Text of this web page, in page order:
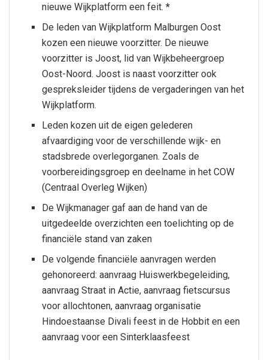
nieuwe Wijkplatform een feit.*
De leden van Wijkplatform Malburgen Oost
kozen een nieuwe voorzitter. De nieuwe
voorzitter is Joost, lid van Wijkbeheergroep
Oost-Noord. Joost is naast voorzitter ook
gespreksleider tijdens de vergaderingen van het
Wijkplatform.
Leden kozen uit de eigen gelederen
afvaardiging voor de verschillende wijk- en
stadsbrede overlegorganen. Zoals de
voorbereidingsgroep en deelname in het COW
(Centraal Overleg Wijken)
De Wijkmanager gaf aan de hand van de
uitgedeelde overzichten een toelichting op de
financiële stand van zaken
De volgende financiële aanvragen werden
gehonoreerd: aanvraag Huiswerkbegeleiding,
aanvraag Straat in Actie, aanvraag fietscursus
voor allochtonen, aanvraag organisatie
Hindoestaanse Divali feest in de Hobbit en een
aanvraag voor een Sinterklaasfeest